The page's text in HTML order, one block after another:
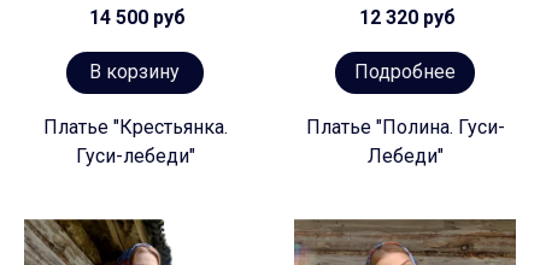
14 500 руб
В корзину
Платье "Крестьянка.
Гуси-лебеди"
12 320 руб
Подробнее
Платье "Полина. Гуси-
Лебеди"